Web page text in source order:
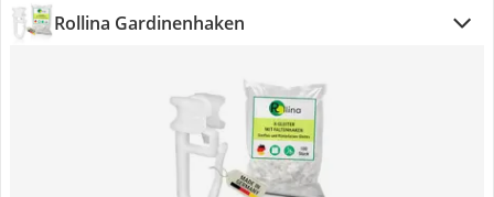
Rollina Gardinenhaken